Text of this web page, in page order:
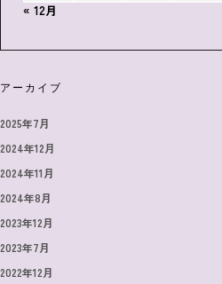
« 12月
アーカイブ
2025年7月
2024年12月
2024年11月
2024年8月
2023年12月
2023年7月
2022年12月